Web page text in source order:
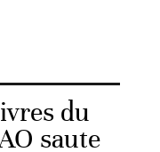
du
saute